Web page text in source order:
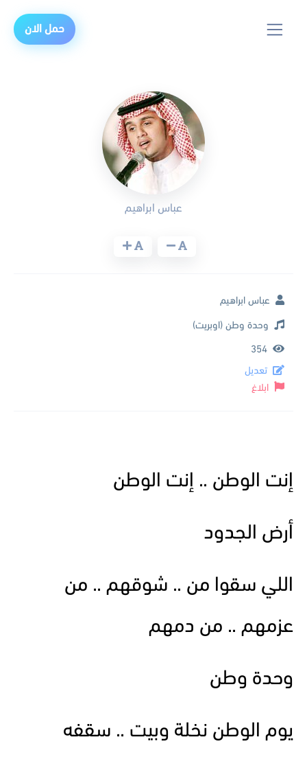
حمل الان
إنت الوطن .. إنت الوطن
أرض الجدود
اللي سقوا من .. شوقهم .. من
عزمهم .. من دمهم
وحدة وطن
يوم الوطن نخلة وبيت .. سقفه
عباس ابراهيم
عباس ابراهيم
وحدة وطن (اوبريت)
354
تعديل
ابلاغ